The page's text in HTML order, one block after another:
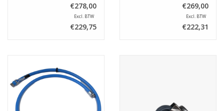
€278,00
Excl. BTW
€229,75
€269,00
Excl. BTW
€222,31